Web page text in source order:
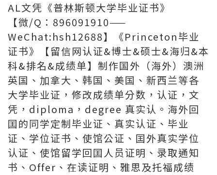
AL文凭《普林斯顿大学毕业证书》
【微/Q：896091910——
WeChat:hsh12688】《Princeton毕业
证书》【留信网认证&博士&硕士&海归&本
科&排名&成绩单】制作国外（海外）澳洲
英国、加拿大、韩国、美国、新西兰等各
大学毕业证，修改成绩单分数，认证，文
凭，diploma，degree 真实认。海外回
囯的同学定制毕业证、真实认证、毕业
证、学位证书、使馆公证、囯外真实学位
认证、使馆留学回囯人员证明、录取通知
书、Offer、在读证明、雅思及托福成绩